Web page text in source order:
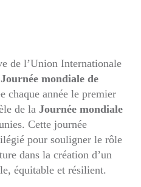
de l’Union Internationale
Journée mondiale de
chaque année le premier
de la Journée mondiale
Cette journée
pour souligner le rôle
dans la création d’un
équitable et résilient.